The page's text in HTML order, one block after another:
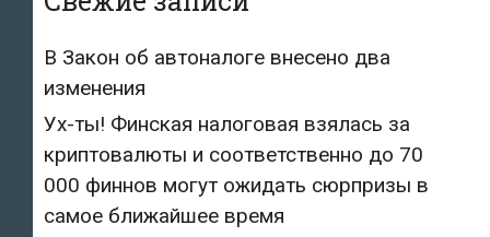
В Закон об автоналоге внесено два
изменения
Ух-ты! Финская налоговая взялась за
криптовалюты и соответственно до 70
000 финнов могут ожидать сюрпризы в
самое ближайшее время